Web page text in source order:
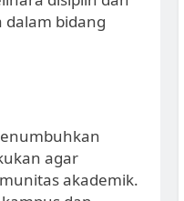
bidang
agar
akademik.